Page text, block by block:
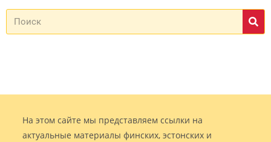
На этом сайте мы представляем ссылки на
актуальные материалы финских, эстонских и